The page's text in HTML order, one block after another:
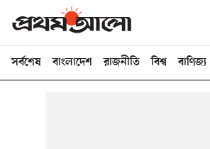
সর্বশেষ বাংলাদেশ রাজনীতি বিশ্ব বাণিজ্য